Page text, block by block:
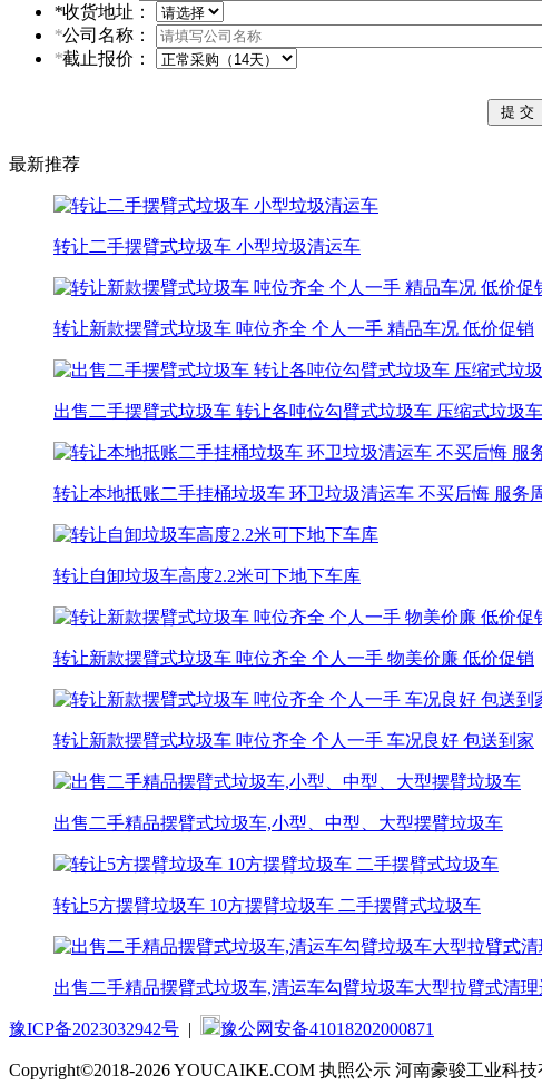
*收货地址：
*公司名称：
*截止报价：
最新推荐
转让二手摆臂式垃圾车 小型垃圾清运车
转让新款摆臂式垃圾车 吨位齐全 个人一手 精品车况 低价促销
出售二手摆臂式垃圾车 转让各吨位勾臂式垃圾车 压缩式垃圾车
转让本地抵账二手挂桶垃圾车 环卫垃圾清运车 不买后悔 服务
转让自卸垃圾车高度2.2米可下地下车库
转让新款摆臂式垃圾车 吨位齐全 个人一手 物美价廉 低价促销
转让新款摆臂式垃圾车 吨位齐全 个人一手 车况良好 包送到家
出售二手精品摆臂式垃圾车,小型、中型、大型摆臂垃圾车
转让5方摆臂垃圾车 10方摆臂垃圾车 二手摆臂式垃圾车
出售二手精品摆臂式垃圾车,清运车勾臂垃圾车大型拉臂式清
豫ICP备2023032942号 | 豫公网安备41018202000871
Copyright©2018-2026 YOUCAIKE.COM 执照公示 河南豪骏工业科技